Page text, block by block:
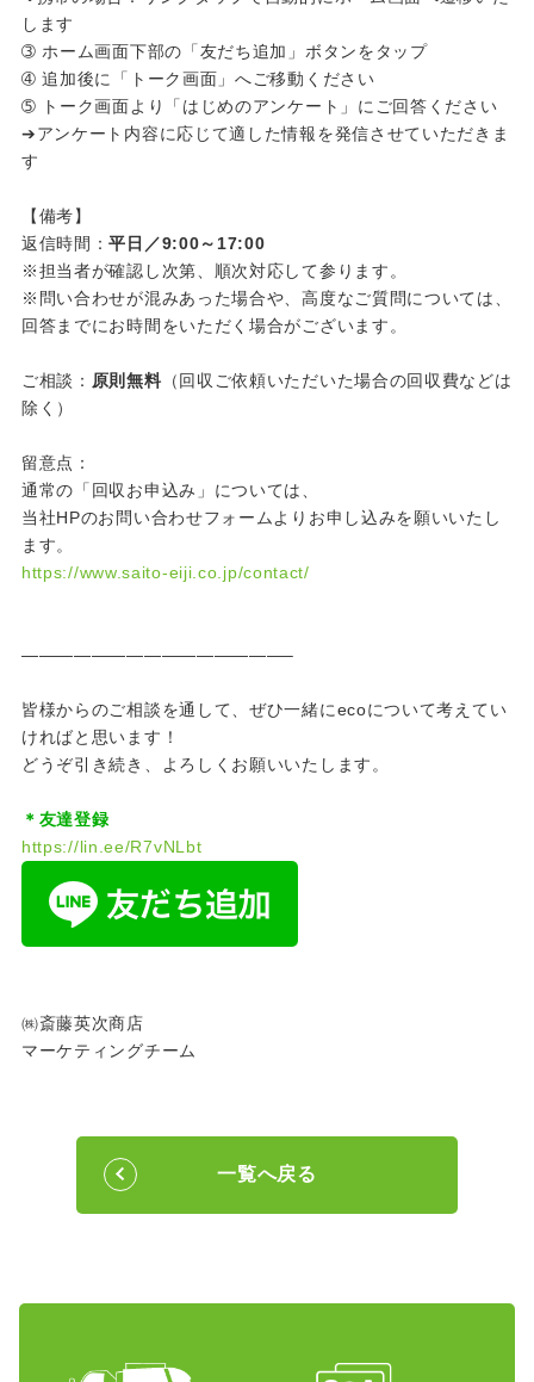
します
➂ ホーム画面下部の「友だち追加」ボタンをタップ
➃ 追加後に「トーク画面」へご移動ください
➄ トーク画面より「はじめのアンケート」にご回答ください
➔アンケート内容に応じて適した情報を発信させていただきま
す
【備考】
返信時間：平日／9:00～17:00
※担当者が確認し次第、順次対応して参ります。
※問い合わせが混みあった場合や、高度なご質問については、
回答までにお時間をいただく場合がございます。
ご相談： 原則無料 （回収ご依頼いただいた場合の回収費などは
除く）
留意点：
通常の「回収お申込み」については、
当社HPのお問い合わせフォームよりお申し込みを願いいたし
ます。
https://www.saito-eiji.co.jp/contact/
———————————————–
皆様からのご相談を通して、ぜひ一緒にecoについて考えてい
ければと思います！
どうぞ引き続き、よろしくお願いいたします。
＊友達登録
https://lin.ee/R7vNLbt
㈱斎藤英次商店
マーケティングチーム
一覧へ戻る